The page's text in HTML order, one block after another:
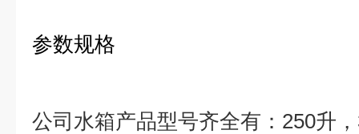
参数规格
公司水箱产品型号齐全有： 250升，